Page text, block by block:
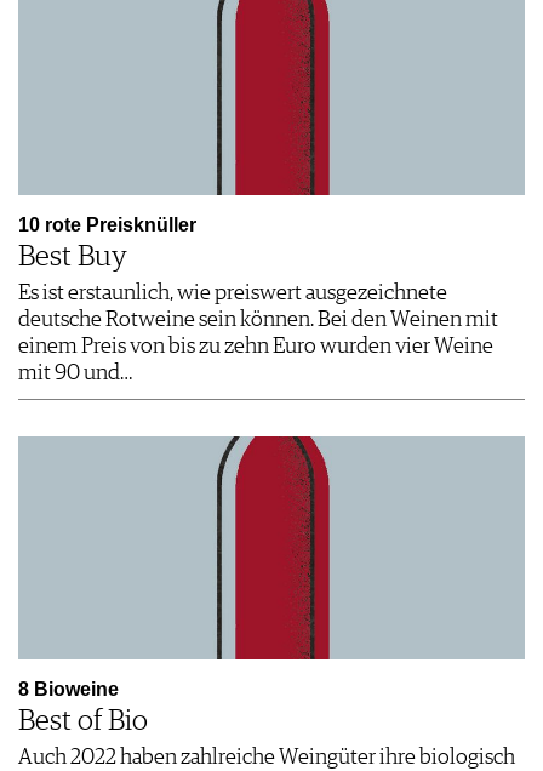
10 rote Preisknüller
Best Buy
Es ist erstaunlich, wie preiswert ausgezeichnete
deutsche Rotweine sein können. Bei den Weinen mit
einem Preis von bis zu zehn Euro wurden vier Weine
mit 90 und…
8 Bioweine
Best of Bio
Auch 2022 haben zahlreiche Weingüter ihre biologisch